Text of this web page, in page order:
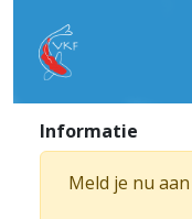
Informatie
Meld je nu